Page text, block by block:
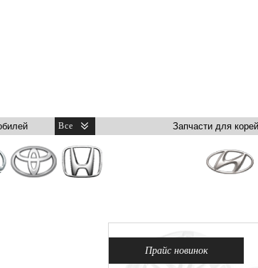
Прайс новинок